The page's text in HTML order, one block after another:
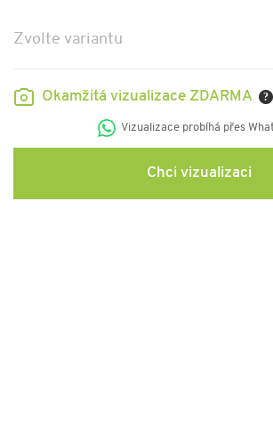
Zvolte variantu
Okamžitá vizualizace ZDARMA ?
Vizualizace probíhá přes
Chci vizualizaci